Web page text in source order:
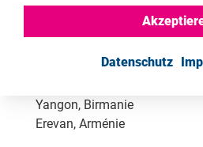
Manille, Philippines
Sofia, Bulgarie
Yangon, Birmanie
Erevan, Arménie
Datenschutz